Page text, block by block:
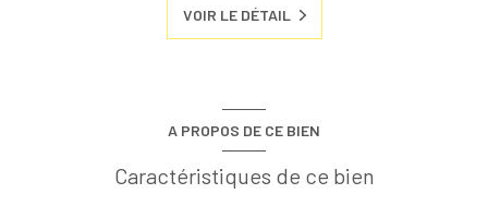
VOIR LE DÉTAIL
A PROPOS DE CE BIEN
Caractéristiques de ce bien